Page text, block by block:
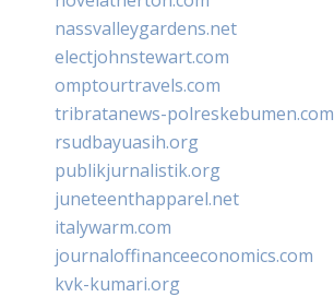
nassvalleygardens.net
electjohnstewart.com
omptourtravels.com
tribratanews-polreskebumen.com
rsudbayuasih.org
publikjurnalistik.org
juneteenthapparel.net
italywarm.com
journaloffinanceeconomics.com
kvk-kumari.org